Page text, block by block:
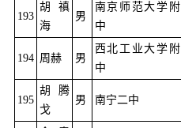
193
胡禛
海
男
南京师范大学附
中
194 周赫 男
西北工业大学附
中
195
胡腾
戈
男 南宁二中